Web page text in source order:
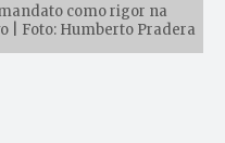
como rigor na
| Foto: Humberto Pradera